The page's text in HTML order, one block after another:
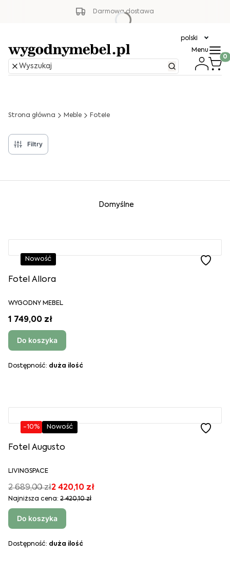
Darmowa dostawa
polski
Menu
Strona główna Meble Fotele
Filtry
Domyślne
Nowość
Fotel Allora
WYGODNY MEBEL
1 749,00 zł
Do koszyka
Dostępność: duża ilość
-10% Nowość
Fotel Augusto
LIVINGSPACE
2 689,00 zł2 420,10 zł
Najniższa cena: 2 420,10 zł
Do koszyka
Dostępność: duża ilość